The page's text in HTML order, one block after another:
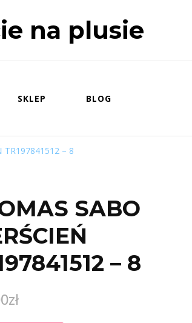
na plusie
SKLEP BLOG
TR197841512 – 8
SABO
– 8
zł